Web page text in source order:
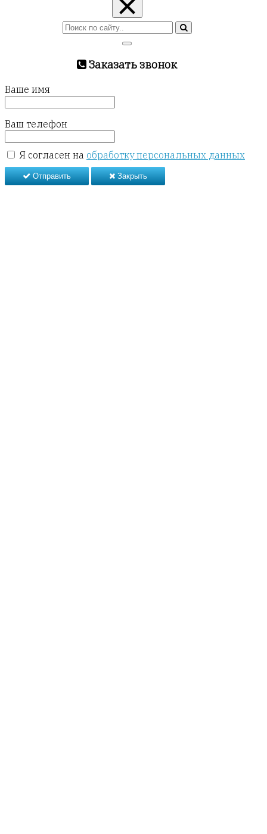
Заказать звонок
Ваше имя
Ваш телефон
Я согласен на обработку персональных данных
Отправить Закрыть